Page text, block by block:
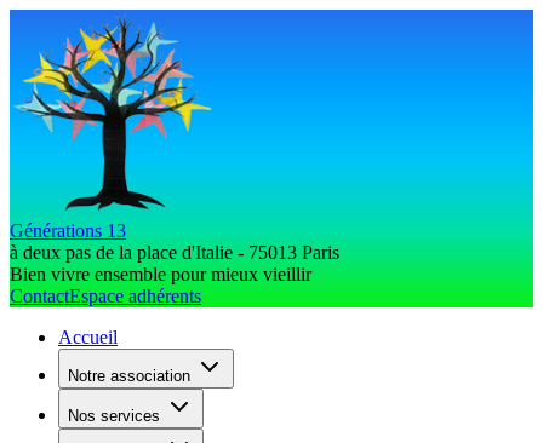
Générations 13
à deux pas de la place d'Italie - 75013 Paris
Bien vivre ensemble pour mieux vieillir
ContactEspace adhérents
Accueil
Notre association
Nos services